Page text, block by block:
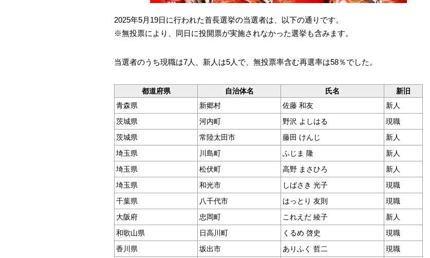
2025年5月19日に行われた首長選挙の当選者は、以下の通りです。
※無投票により、同日に投開票が実施されなかった選挙も含みます。
当選者のうち現職は7人、新人は5人で、無投票率含む再選率は58％でした。
都道府県 自治体名 氏名
新旧
青森県
新郷村 佐藤 和友
新人
茨城県
河内町 野沢 よしはる
現職
茨城県
常陸太田市 藤田 けんじ
新人
埼玉県
川島町 ふじま 隆
新人
埼玉県
松伏町 高野 まさひろ
新人
埼玉県
和光市 しばさき 光子
現職
千葉県
八千代市 はっとり 友則
現職
大阪府
忠岡町 これえだ 綾子
新人
和歌山県
日高川町 くるめ 啓史
現職
香川県
坂出市 ありふく 哲二
現職